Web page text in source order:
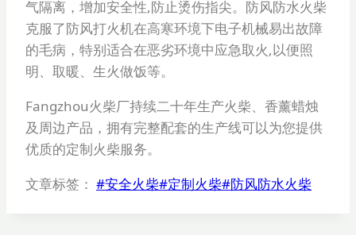
气隔离，增加安全性,防止烫伤指尖。防风防水火柴
克服了防风打火机在高寒环境下电子机械易出故障
的毛病，特别适合在恶劣环境中应急取火,以便照
明、取暖、生火做饭等。
Fangzhou火柴厂持续二十年生产火柴、香薰蜡烛
及周边产品，拥有完整配套的生产线可以为您提供
优质的定制火柴服务。
文章标签： #安全火柴#定制火柴#防风防水火柴